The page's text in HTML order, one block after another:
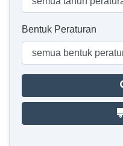
Bentuk Peraturan